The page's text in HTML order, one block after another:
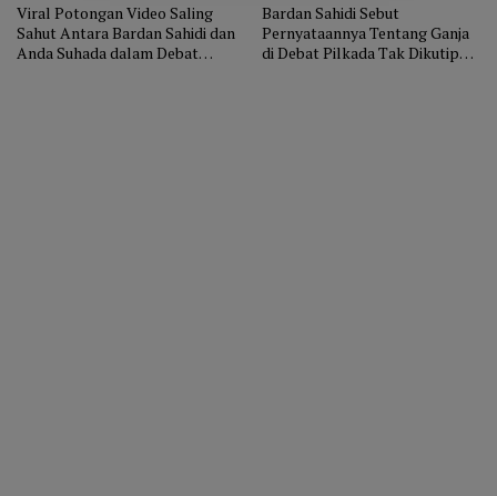
Viral Potongan Video Saling
Sahut Antara Bardan Sahidi dan
Anda Suhada dalam Debat
Bardan Sahidi Sebut
Pernyataannya Tentang Ganja
di Debat Pilkada Tak Dikutip